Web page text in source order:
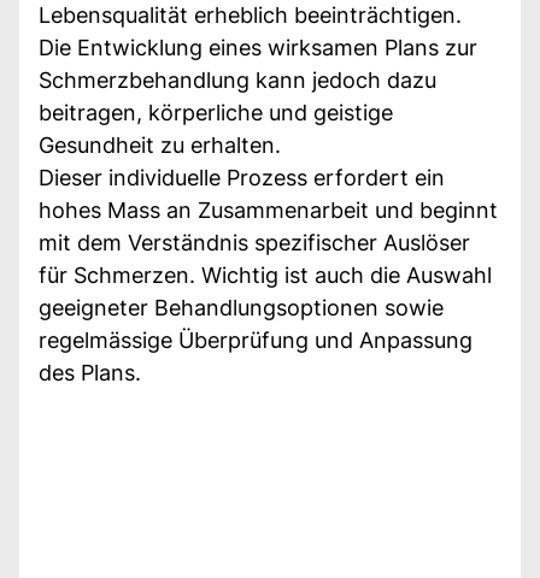
Lebensqualität erheblich beeinträchtigen.
Die Entwicklung eines wirksamen Plans zur
Schmerzbehandlung kann jedoch dazu
beitragen, körperliche und geistige
Gesundheit zu erhalten.
Dieser individuelle Prozess erfordert ein
hohes Mass an Zusammenarbeit und beginnt
mit dem Verständnis spezifischer Auslöser
für Schmerzen. Wichtig ist auch die Auswahl
geeigneter Behandlungsoptionen sowie
regelmässige Überprüfung und Anpassung
des Plans.